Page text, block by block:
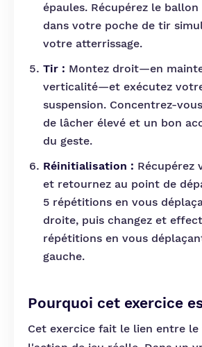
épaules. Récupérez le
dans votre poche de tir
votre atterrissage.
Tir : Montez droit—en
verticalité—et exécutez
suspension. Concentrez-
de lâcher élevé et un bon
du geste.
Réinitialisation : Récupérez
et retournez au point de
5 répétitions en vous
droite, puis changez et
répétitions en vous
gauche.
Pourquoi cet exercice
Cet exercice fait le lien entre